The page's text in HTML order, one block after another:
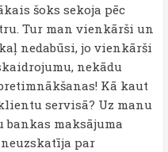
šoks sekoja pēc
Tur man vienkārši un
nedabūsi, jo vienkārši
nekādu
Kā kaut
servisā? Uz manu
maksājuma
par